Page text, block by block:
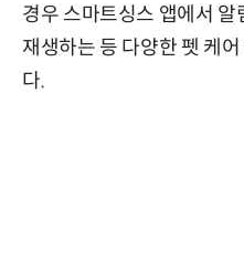
경우 스마트싱스 앱에서
재생하는 등 다양한 펫 케
다.